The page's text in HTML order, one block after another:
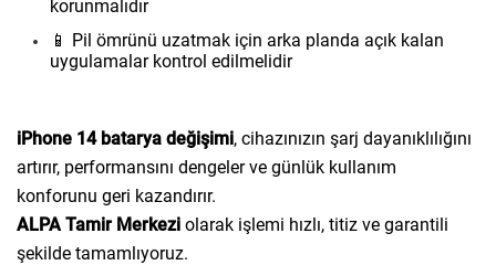
korunmalıdır
📱 Pil ömrünü uzatmak için arka planda açık kalan
uygulamalar kontrol edilmelidir
iPhone 14 batarya değişimi, cihazınızın şarj dayanıklılığını
artırır, performansını dengeler ve günlük kullanım
konforunu geri kazandırır.
ALPA Tamir Merkezi olarak işlemi hızlı, titiz ve garantili
şekilde tamamlıyoruz.